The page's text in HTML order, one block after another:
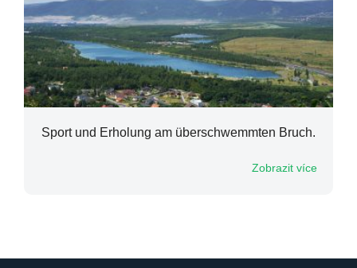
Sport und Erholung am überschwemmten Bruch.
Zobrazit více